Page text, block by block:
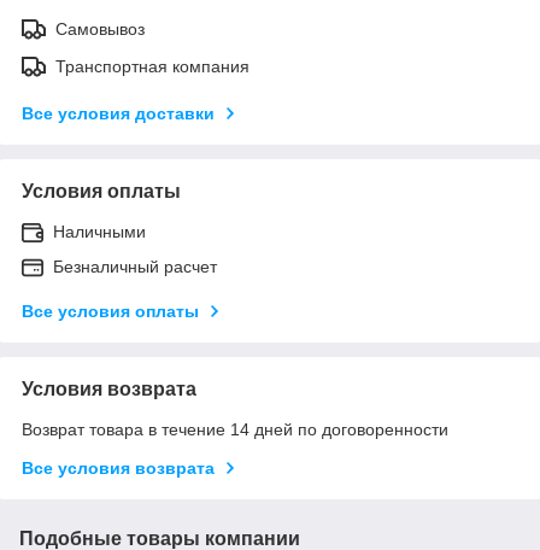
Самовывоз
Транспортная компания
Все условия доставки
Условия оплаты
Наличными
Безналичный расчет
Все условия оплаты
Условия возврата
Возврат товара в течение 14 дней по договоренности
Все условия возврата
Подобные товары компании